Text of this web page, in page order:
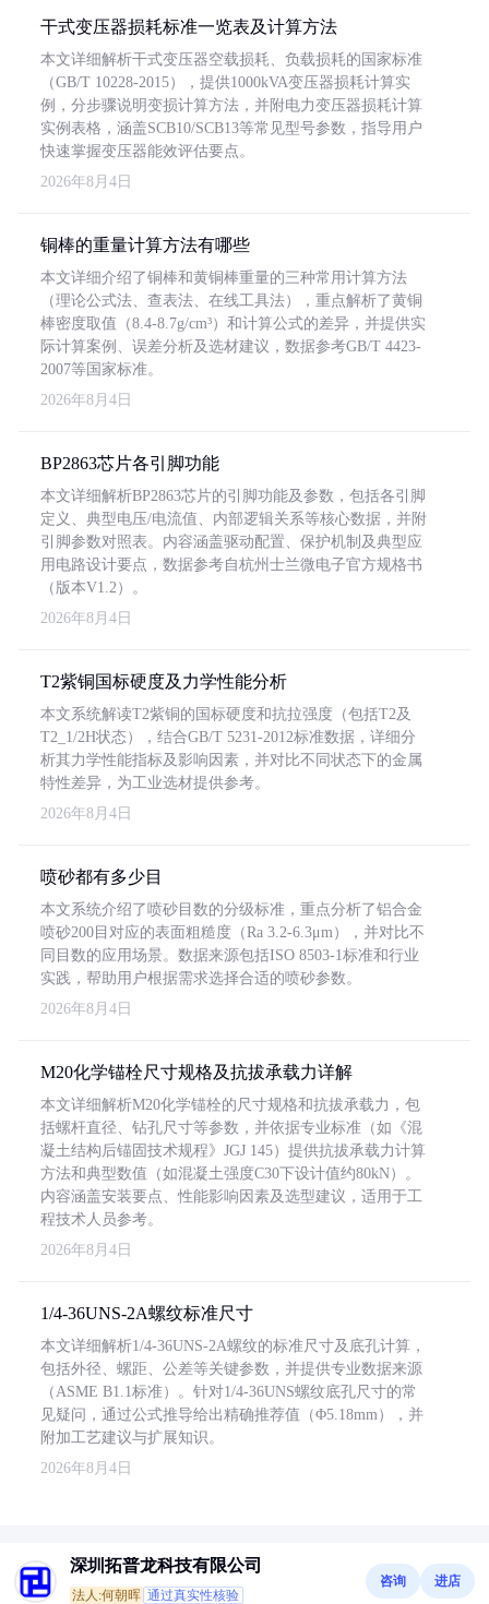
干式变压器损耗标准一览表及计算方法
本文详细解析干式变压器空载损耗、负载损耗的国家标准
（GB/T 10228-2015），提供1000kVA变压器损耗计算实
例，分步骤说明变损计算方法，并附电力变压器损耗计算
实例表格，涵盖SCB10/SCB13等常见型号参数，指导用户
快速掌握变压器能效评估要点。
2026年8月4日
铜棒的重量计算方法有哪些
本文详细介绍了铜棒和黄铜棒重量的三种常用计算方法
（理论公式法、查表法、在线工具法），重点解析了黄铜
棒密度取值（8.4-8.7g/cm³）和计算公式的差异，并提供实
际计算案例、误差分析及选材建议，数据参考GB/T 4423-
2007等国家标准。
2026年8月4日
BP2863芯片各引脚功能
本文详细解析BP2863芯片的引脚功能及参数，包括各引脚
定义、典型电压/电流值、内部逻辑关系等核心数据，并附
引脚参数对照表。内容涵盖驱动配置、保护机制及典型应
用电路设计要点，数据参考自杭州士兰微电子官方规格书
（版本V1.2）。
2026年8月4日
T2紫铜国标硬度及力学性能分析
本文系统解读T2紫铜的国标硬度和抗拉强度（包括T2及
T2_1/2H状态），结合GB/T 5231-2012标准数据，详细分
析其力学性能指标及影响因素，并对比不同状态下的金属
特性差异，为工业选材提供参考。
2026年8月4日
喷砂都有多少目
本文系统介绍了喷砂目数的分级标准，重点分析了铝合金
喷砂200目对应的表面粗糙度（Ra 3.2-6.3μm），并对比不
同目数的应用场景。数据来源包括ISO 8503-1标准和行业
实践，帮助用户根据需求选择合适的喷砂参数。
2026年8月4日
M20化学锚栓尺寸规格及抗拔承载力详解
本文详细解析M20化学锚栓的尺寸规格和抗拔承载力，包
括螺杆直径、钻孔尺寸等参数，并依据专业标准（如《混
凝土结构后锚固技术规程》JGJ 145）提供抗拔承载力计算
方法和典型数值（如混凝土强度C30下设计值约80kN）。
内容涵盖安装要点、性能影响因素及选型建议，适用于工
程技术人员参考。
2026年8月4日
1/4-36UNS-2A螺纹标准尺寸
本文详细解析1/4-36UNS-2A螺纹的标准尺寸及底孔计算，
包括外径、螺距、公差等关键参数，并提供专业数据来源
（ASME B1.1标准）。针对1/4-36UNS螺纹底孔尺寸的常
见疑问，通过公式推导给出精确推荐值（Φ5.18mm），并
附加工艺建议与扩展知识。
2026年8月4日
深圳拓普龙科技有限公司
法人:何朝晖 通过真实性核验
咨询 进店